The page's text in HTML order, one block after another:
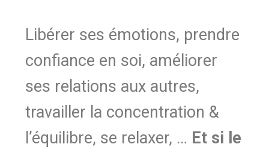
Libérer ses émotions, prendre
confiance en soi, améliorer
ses relations aux autres,
travailler la concentration &
l’équilibre, se relaxer, … Et si le